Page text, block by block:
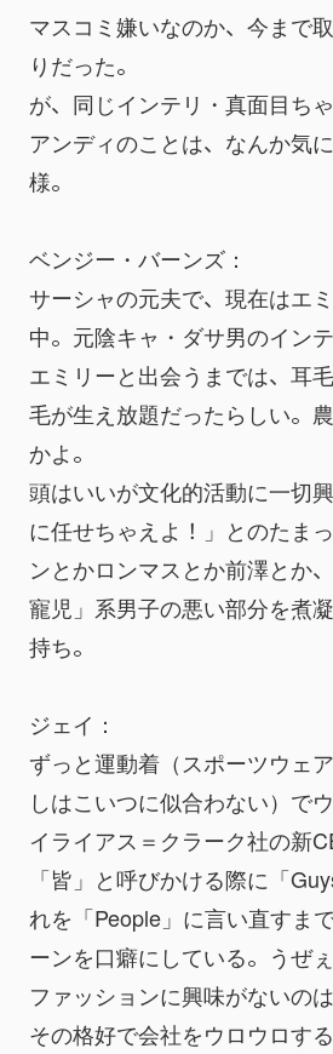
マスコミ嫌いなのか、今まで
りだった。
が、同じインテリ・真面目ち
アンディのことは、なんか気
様。
ベンジー・バーンズ：
サーシャの元夫で、現在はエ
中。元陰キャ・ダサ男のインテ
エミリーと出会うまでは、耳
毛が生え放題だったらしい。
かよ。
頭はいいが文化的活動に一切
に任せちゃえよ！」とのたま
ンとかロンマスとか前澤とか
寵児」系男子の悪い部分を煮
持ち。
ジェイ：
ずっと運動着（スポーツウェ
しはこいつに似合わない）で
イライアス＝クラーク社の新
「皆」と呼びかける際に「
れを「People」に言い直すま
ーンを口癖にしている。うぜぇ
ファッションに興味がないの
その格好で会社をウロウロす